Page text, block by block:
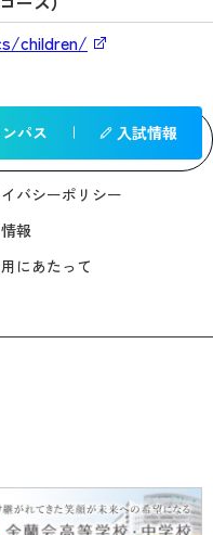
children/
パス 入試情報
バシーポリシー
報
にあたって